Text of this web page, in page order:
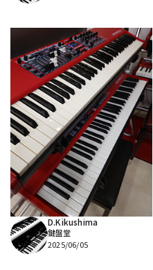
D.Kikushima
鍵盤堂
2025/06/05